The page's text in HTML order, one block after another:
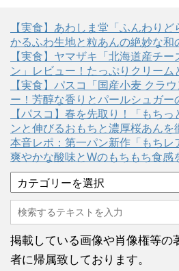
【実食】あわしま堂「ふんわりど
かるふわ生地と粒あんの絶妙な和
【実食】ヤマザキ「北海道産チ
ン」レビュー！たっぷりクリー
【実食】パスコ「国産小麦 クラ
ー！芳醇な香りとパールシュガー
【パスコ】春を先取り！「もち
ンと伸びるおもちと濃厚桜あんを
本音レポ：第一パン新作「もちレ
爽やかな酸味とWのもちもち食感
テ
ゴ
リ
ー
掲載している画像や肖像権等の
者に帰属致しております。